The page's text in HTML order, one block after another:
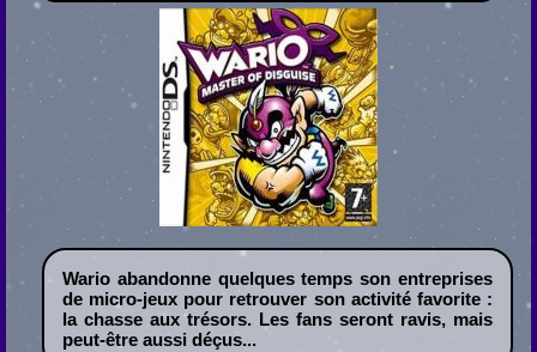
Wario abandonne quelques temps son entreprises
de micro-jeux pour retrouver son activité favorite :
la chasse aux trésors. Les fans seront ravis, mais
peut-être aussi déçus...